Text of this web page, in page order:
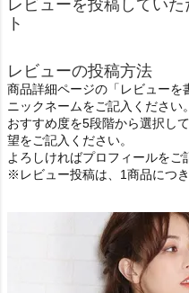
レビューを投稿してい
ト
レビューの投稿方法
商品詳細ページの「レビューを
ニックネームをご記入ください。
おすすめ度を5段階から選択し
望をご記入ください。
よろしければプロフィールをご
※レビュー投稿は、1商品につ